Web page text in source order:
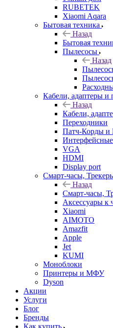
RUBETEK
Xiaomi Aqara
Бытовая техника
Назад
Бытовая
Пылесосы
Назад
Кабели, адаптеры и
Назад
Кабели,
Переходники
Патч-Корды и
Интерфейсные
VGA
HDMI
Display port
Смарт-часы,
Назад
Смарт-часы,
Аксессуары к
Xiaomi
AIMOTO
Amazfit
Apple
Jet
KUMI
Моноблоки
Принтеры и МФУ
Dyson
Акции
Услуги
Блог
Бренды
Как купить